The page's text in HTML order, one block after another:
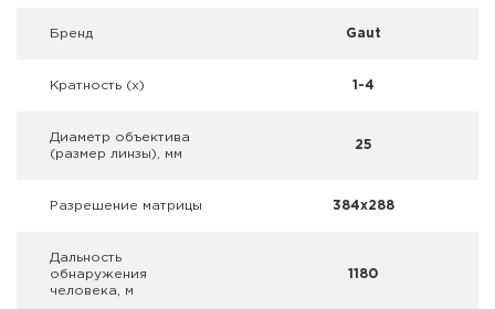
Чехлы и кейсы
Релоадинг
Сигнальные средства
Брeнд Gaut
Кратность (х) 1-4
Диаметр объектива
(размер линзы), мм
25
Разрешение матрицы 384x288
Дальность
обнаружения
человека, м
1180